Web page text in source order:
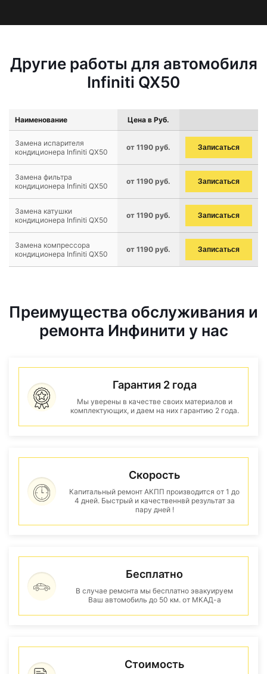
Другие работы для автомобиля
Infiniti QX50
Наименование Цена в Руб.
Замена испарителя
кондиционера Infiniti QX50
от 1190 руб. Записаться
Замена фильтра
кондиционера Infiniti QX50
от 1190 руб. Записаться
Замена катушки
кондиционера Infiniti QX50
от 1190 руб. Записаться
Замена компрессора
кондиционера Infiniti QX50
от 1190 руб. Записаться
Преимущества обслуживания и
ремонта Инфинити у нас
Гарантия 2 года
Мы уверены в качестве своих материалов и
комплектующих, и даем на них гарантию 2 года.
Скорость
Капитальный ремонт АКПП производится от 1 до
4 дней. Быстрый и качественнвй результат за
пару дней !
Бесплатно
В случае ремонта мы бесплатно эвакуируем
Ваш автомобиль до 50 км. от МКАД-а
Стоимость